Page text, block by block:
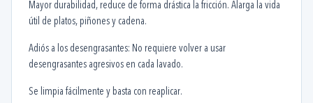
Mayor durabilidad, reduce de forma drástica la fricción. Alarga la vida
útil de platos, piñones y cadena.
Adiós a los desengrasantes: No requiere volver a usar
desengrasantes agresivos en cada lavado.
Se limpia fácilmente y basta con reaplicar.